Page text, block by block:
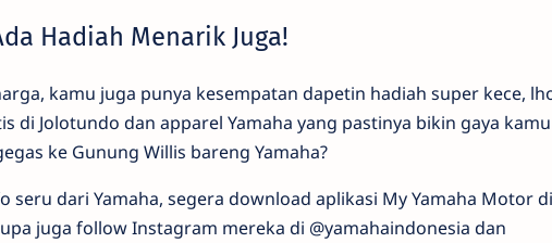
Hadiah Menarik Juga!
kamu juga punya kesempatan dapetin hadiah super kece,
di Jolotundo dan apparel Yamaha yang pastinya bikin gaya
ke Gunung Willis bareng Yamaha?
seru dari Yamaha, segera download aplikasi My Yamaha Motor di
juga follow Instagram mereka di @yamahaindonesia dan